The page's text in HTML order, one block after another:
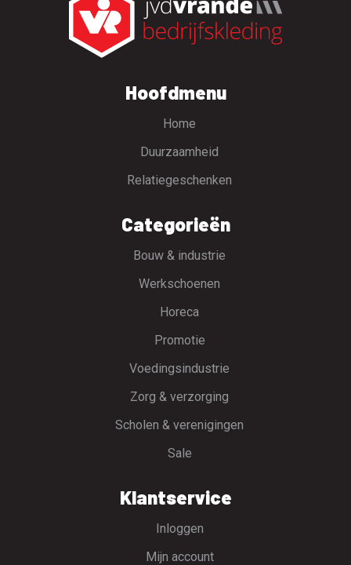
Hoofdmenu
Home
Duurzaamheid
Relatiegeschenken
Categorieën
Bouw & industrie
Werkschoenen
Horeca
Promotie
Voedingsindustrie
Zorg & verzorging
Scholen & verenigingen
Sale
Klantservice
Inloggen
Mijn account